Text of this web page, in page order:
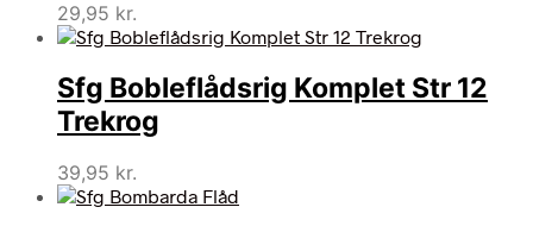
29,95 kr.
Sfg Bobleflådsrig Komplet Str 12
Trekrog
39,95 kr.